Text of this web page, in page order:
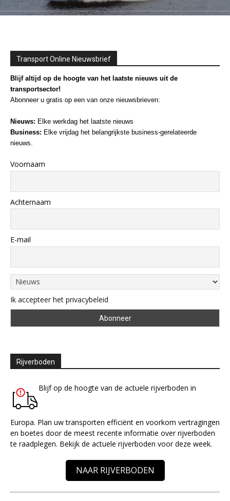
Transport Online Nieuwsbrief
Blijf altijd op de hoogte van het laatste nieuws uit de
transportsector!
Abonneer u gratis op een van onze nieuwsbrieven:
Nieuws: Elke werkdag het laatste nieuws
Business: Elke vrijdag het belangrijkste business-gerelateerde
nieuws.
Voornaam
Achternaam
E-mail
Ik accepteer het privacybeleid
Rijverboden
Blijf op de hoogte van de actuele rijverboden in
Europa. Plan uw transporten efficiënt en voorkom vertragingen
en boetes door de meest recente informatie over rijverboden
te raadplegen. Bekijk de actuele rijverboden voor deze week.
NAAR RIJVERBODEN